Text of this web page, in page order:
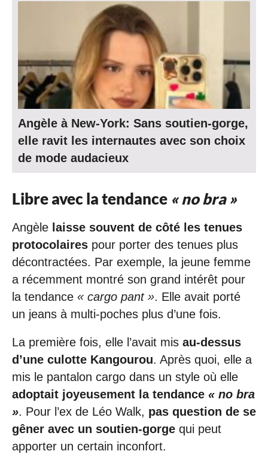
Angèle à New-York: Sans soutien-gorge,
elle ravit les internautes avec son choix
de mode audacieux
Libre avec la tendance « no bra »
Angèle laisse souvent de côté les tenues
protocolaires pour porter des tenues plus
décontractées. Par exemple, la jeune femme
a récemment montré son grand intérêt pour
la tendance « cargo pant ». Elle avait porté
un jeans à multi-poches plus d’une fois.
La première fois, elle l’avait mis au-dessus
d’une culotte Kangourou. Après quoi, elle a
mis le pantalon cargo dans un style où elle
adoptait joyeusement la tendance « no bra
». Pour l’ex de Léo Walk, pas question de se
gêner avec un soutien-gorge qui peut
apporter un certain inconfort.